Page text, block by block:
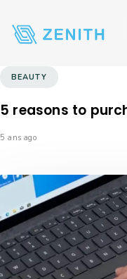
BEAUTY
5 reasons to
5 ans ago